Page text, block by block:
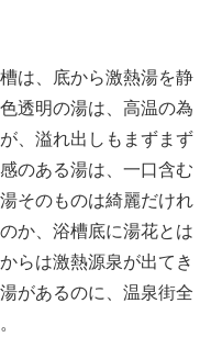
は、底から激熱湯を静
透明の湯は、高温の為
、溢れ出しもまずまず
のある湯は、一口含む
そのものは綺麗だけれ
か、浴槽底に湯花とは
らは激熱源泉が出てき
があるのに、温泉街全